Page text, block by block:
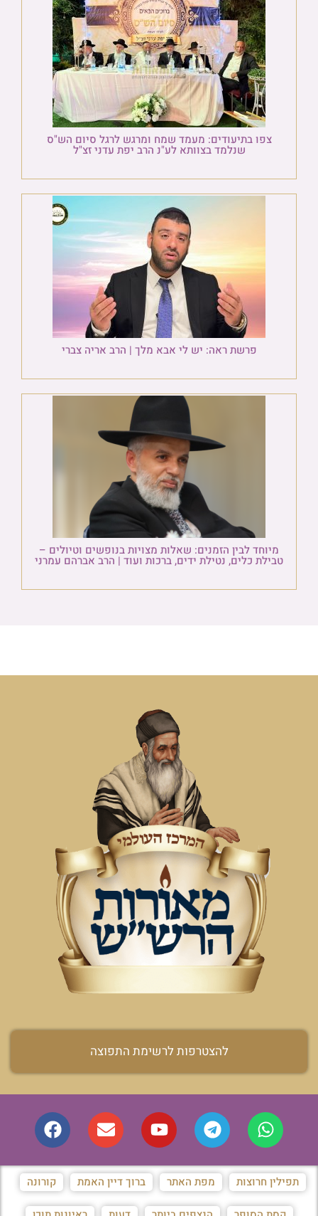
צפו בתיעודים: מעמד שמח ומרגש לרגל סיום הש"ס
שנלמד בצוותא לע"נ הרב יפת עדני זצ"ל
פרשת ראה: יש לי אבא מלך | הרב אריה צברי
מיוחד לבין הזמנים: שאלות מצויות בנופשים וטיולים –
טבילת כלים, נטילת ידים, ברכות ועוד | הרב אברהם עמרני
להצטרפות לרשימת התפוצה
תפילין חרוצות מפת האתר ברוך דיין האמת קורונה